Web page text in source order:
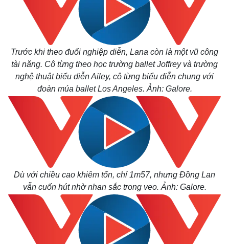
Trước khi theo đuổi nghiệp diễn, Lana còn là một vũ công
tài năng. Cô từng theo học trường ballet Joffrey và trường
nghệ thuật biểu diễn Ailey, cô từng biểu diễn chung với
đoàn múa ballet Los Angeles. Ảnh: Galore.
Dù với chiều cao khiêm tốn, chỉ 1m57, nhưng Đồng Lan
vẫn cuốn hút nhờ nhan sắc trong veo. Ảnh: Galore.